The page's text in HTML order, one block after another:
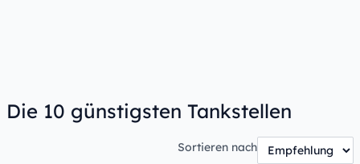
Die 10 günstigsten Tankstellen
Sortieren nach